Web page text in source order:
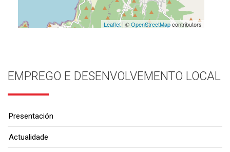
Leaflet| ©OpenStreetMapcontributors
EMPREGO E DESENVOLVEMENTO LOCAL
Presentación
Actualidade